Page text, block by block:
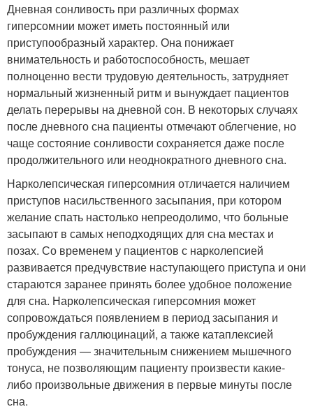
Дневная сонливость при различных формах
гиперсомнии может иметь постоянный или
приступообразный характер. Она понижает
внимательность и работоспособность, мешает
полноценно вести трудовую деятельность, затрудняет
нормальный жизненный ритм и вынуждает пациентов
делать перерывы на дневной сон. В некоторых случаях
после дневного сна пациенты отмечают облегчение, но
чаще состояние сонливости сохраняется даже после
продолжительного или неоднократного дневного сна.
Нарколепсическая гиперсомния отличается наличием
приступов насильственного засыпания, при котором
желание спать настолько непреодолимо, что больные
засыпают в самых неподходящих для сна местах и
позах. Со временем у пациентов с нарколепсией
развивается предчувствие наступающего приступа и они
стараются заранее принять более удобное положение
для сна. Нарколепсическая гиперсомния может
сопровождаться появлением в период засыпания и
пробуждения галлюцинаций, а также катаплексией
пробуждения — значительным снижением мышечного
тонуса, не позволяющим пациенту произвести какие-
либо произвольные движения в первые минуты после
сна.